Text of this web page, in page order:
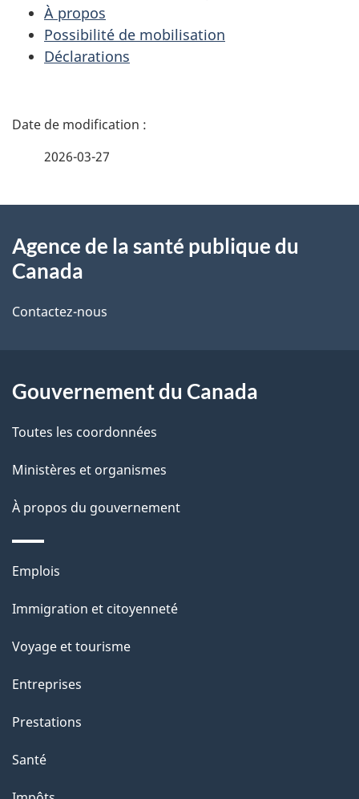
À propos
Possibilité de mobilisation
Déclarations
D
i
s
e
l
a
p
a
g
e
2026-03-27
propos
ce
Agence de la santé publique du
Canada
Contactez-nous
Gouvernement du Canada
Toutes les coordonnées
Ministères et organismes
À propos du gouvernement
Thèmes
sujets
Emplois
Immigration et citoyenneté
Voyage et tourisme
Entreprises
Prestations
Santé